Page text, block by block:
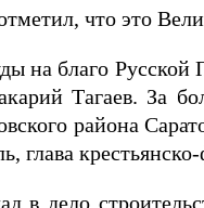
что это
на благо
Тагаев. За
района
глава
в дело